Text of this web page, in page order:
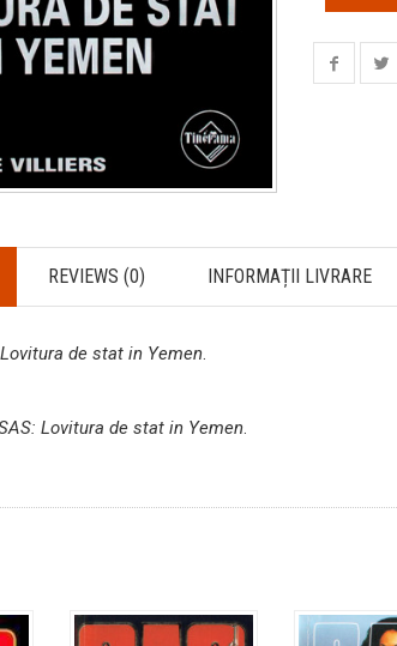
REVIEWS (0) INFORMAȚII LIVRARE
Lovitura de stat in Yemen.
Lovitura de stat in Yemen.